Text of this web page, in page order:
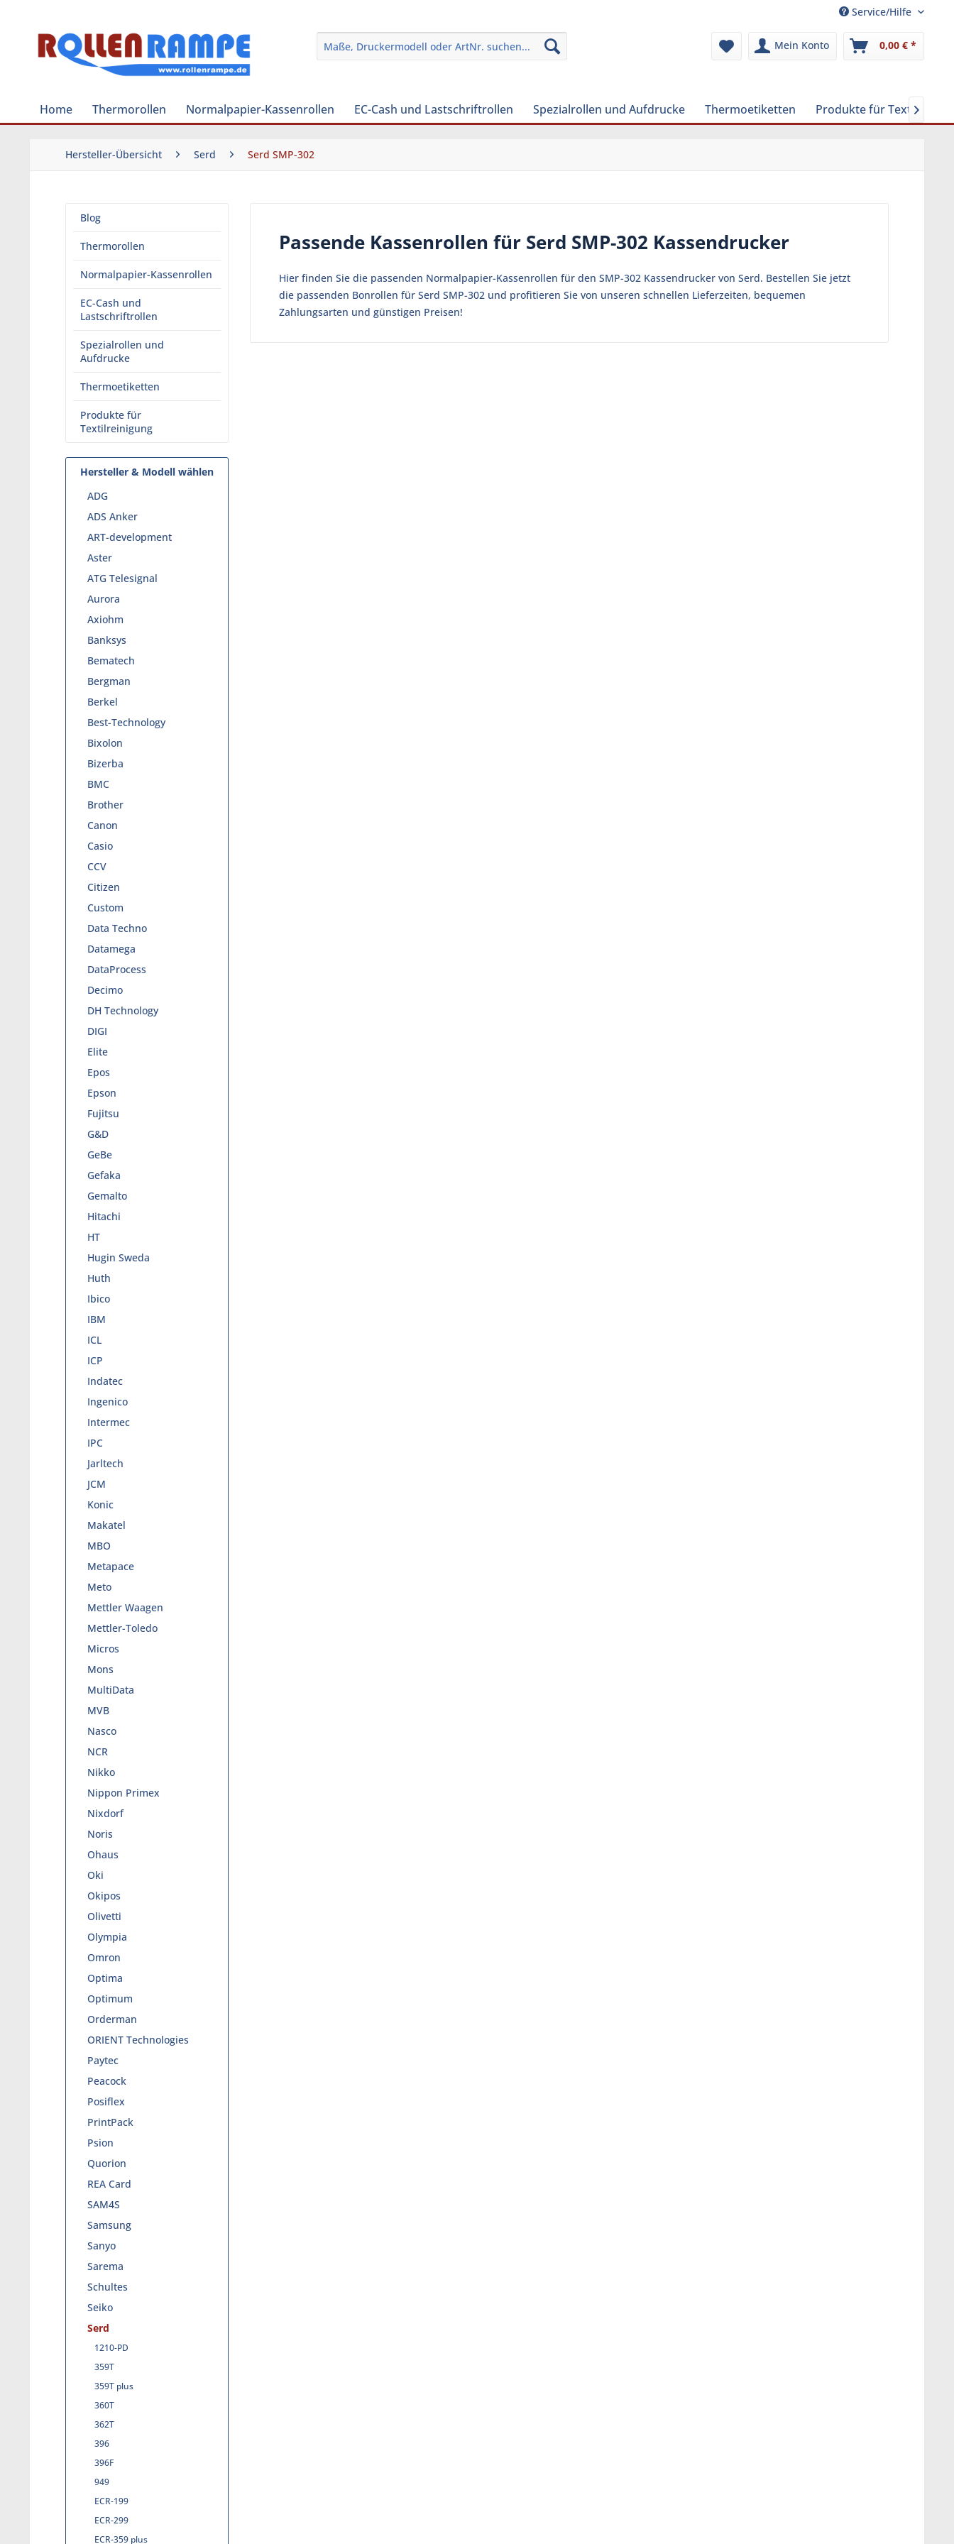
Service/Hilfe
Mein Konto 0,00 € *
Home Thermorollen Normalpapier-Kassenrollen EC-Cash und Lastschriftrollen Spezialrollen und Aufdrucke Thermoetiketten Produkte für 
Hersteller-Übersicht Serd Serd SMP-302
Blog
Thermorollen
Normalpapier-Kassenrollen
EC-Cash und
Lastschriftrollen
Spezialrollen und
Aufdrucke
Thermoetiketten
Produkte für
Textilreinigung
Hersteller & Modell wählen
ADG
ADS Anker
ART-development
Aster
ATG Telesignal
Aurora
Axiohm
Banksys
Bematech
Bergman
Berkel
Best-Technology
Bixolon
Bizerba
BMC
Brother
Canon
Casio
CCV
Citizen
Custom
Data Techno
Datamega
DataProcess
Decimo
DH Technology
DIGI
Elite
Epos
Epson
Fujitsu
G&D
GeBe
Gefaka
Gemalto
Hitachi
HT
Hugin Sweda
Huth
Ibico
IBM
ICL
ICP
Indatec
Ingenico
Intermec
IPC
Jarltech
JCM
Konic
Makatel
MBO
Metapace
Meto
Mettler Waagen
Mettler-Toledo
Micros
Mons
MultiData
MVB
Nasco
NCR
Nikko
Nippon Primex
Nixdorf
Noris
Ohaus
Oki
Okipos
Olivetti
Olympia
Omron
Optima
Optimum
Orderman
ORIENT Technologies
Paytec
Peacock
Posiflex
PrintPack
Psion
Quorion
REA Card
SAM4S
Samsung
Sanyo
Sarema
Schultes
Seiko
Serd
1210-PD
359T
359T plus
360T
362T
396
396F
949
ECR-199
ECR-299
ECR-359 plus
Passende Kassenrollen für Serd SMP-302 Kassendrucker
Hier finden Sie die passenden Normalpapier-Kassenrollen für den SMP-302 Kassendrucker von Serd. Bestellen Sie jetzt
die passenden Bonrollen für Serd SMP-302 und profitieren Sie von unseren schnellen Lieferzeiten, bequemen
Zahlungsarten und günstigen Preisen!